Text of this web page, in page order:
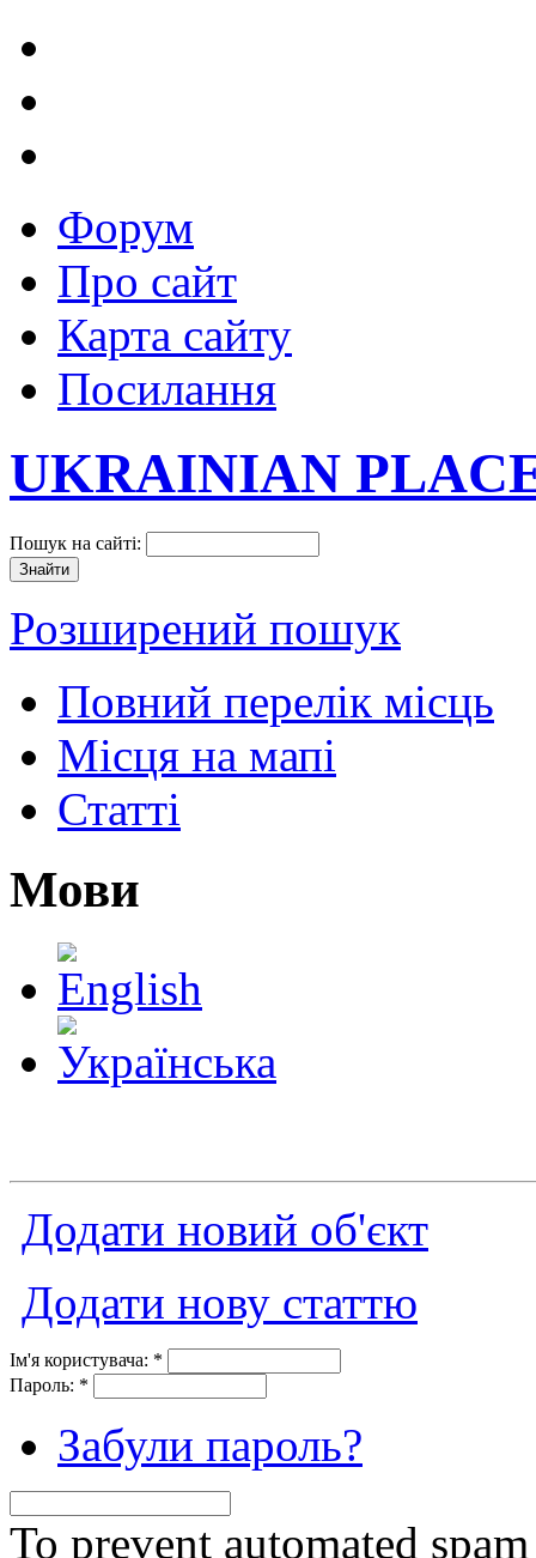
Форум
Про сайт
Карта сайту
Посилання
UKRAINIAN
Пошук на сайті:
Розширений пошук
Повний перелік місць
Місця на мапі
Статті
Мови
Додати новий об'єкт
Додати нову статтю
Ім'я користувача: *
Пароль: *
Забули пароль?
To prevent automated